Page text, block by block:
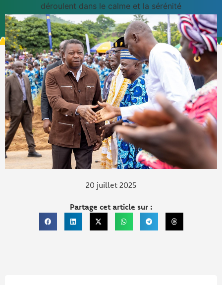
déroulent dans le calme et la sérénité
20 juillet 2025
Partage cet article sur :